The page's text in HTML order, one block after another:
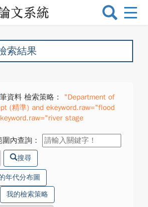
選
換
索結果
筆資料 檢索策略：
"Department of
(精準) and ekeyword.raw="flood
stage
內查詢：
搜尋
年代分布圖
我的檢索策略